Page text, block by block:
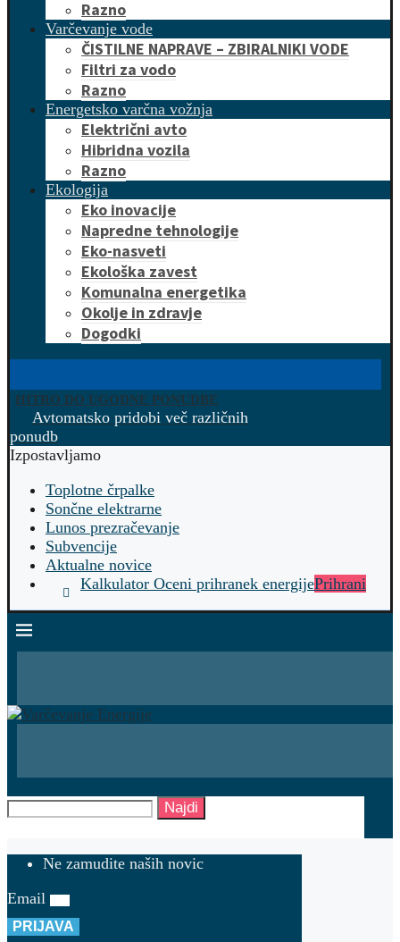
Razno
Varčevanje vode
ČISTILNE NAPRAVE – ZBIRALNIKI VODE
Filtri za vodo
Razno
Energetsko varčna vožnja
Električni avto
Hibridna vozila
Razno
Ekologija
Eko inovacije
Napredne tehnologije
Eko-nasveti
Ekološka zavest
Komunalna energetika
Okolje in zdravje
Dogodki
HITRO DO UGODNE PONUDBE
Avtomatsko pridobi več različnih
ponudb
Izpostavljamo
Toplotne črpalke
Sončne elektrarne
Lunos prezračevanje
Subvencije
Aktualne novice
Kalkulator Oceni prihranek energijePrihrani
Najdi
Ne zamudite naših novic
Email
PRIJAVA